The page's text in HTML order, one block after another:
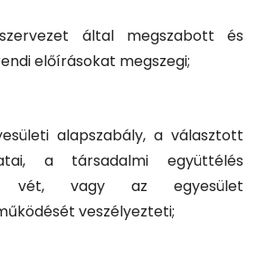
által megszabott és
előírásokat megszegi;
alapszabály, a választott
a társadalmi együttélés
vét, vagy az egyesület
veszélyezteti;